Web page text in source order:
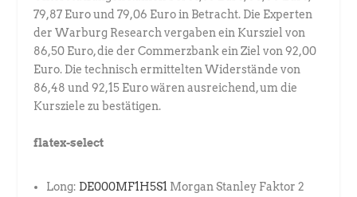
79,87 Euro und 79,06 Euro in Betracht. Die Experten
der Warburg Research vergaben ein Kursziel von
86,50 Euro, die der Commerzbank ein Ziel von 92,00
Euro. Die technisch ermittelten Widerstände von
86,48 und 92,15 Euro wären ausreichend, um die
Kursziele zu bestätigen.
flatex-select
Long: DE000MF1H5S1 Morgan Stanley Faktor 2